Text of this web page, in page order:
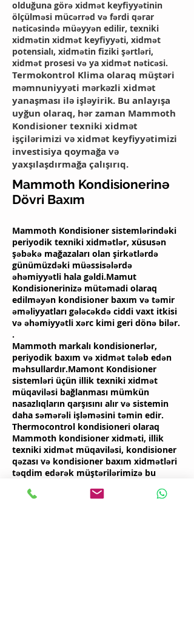
olduğuna görə xidmət keyfiyyətinin
ölçülməsi mücərrəd və fərdi qərar
nəticəsində müəyyən edilir, texniki
xidmətin xidmət keyfiyyəti, xidmət
potensialı, xidmətin fiziki şərtləri,
xidmət prosesi və ya xidmət nəticəsi.
Termokontrol Klima olaraq müştəri
məmnuniyyəti mərkəzli xidmət
yanaşması ilə işləyirik. Bu anlayışa
uyğun olaraq, hər zaman Mammoth
Kondisioner texniki xidmət
işçilərimizi və xidmət keyfiyyətimizi
investisiya qoymağa və
yaxşılaşdırmağa çalışırıq.
Mammoth Kondisioner sistemlərindəki
periyodik texniki xidmətlər, xüsusən
şəbəkə mağazaları olan şirkətlərdə
günümüzdəki müəssisələrdə
əhəmiyyətli hala gəldi.Mamut
Kondisionerinizə mütəmadi olaraq
edilməyən kondisioner baxım və təmir
əməliyyatları gələcəkdə ciddi vaxt itkisi
və əhəmiyyətli xərc kimi geri dönə bilər.
.
Mammoth markalı kondisionerlər,
periyodik baxım və xidmət tələb edən
məhsullardır.Mamont Kondisioner
sistemləri üçün illik texniki xidmət
müqaviləsi bağlanması mümkün
nasazlıqların qarşısını alır və sistemin
daha səmərəli işləməsini təmin edir.
Thermocontrol kondisioneri olaraq
Mammoth kondisioner xidməti, illik
texniki xidmət müqaviləsi, kondisioner
qəzası və kondisioner baxım xidmətləri
təqdim edərək müştərilərimizə bu
Mammoth Kondisionerinə
Dövri Baxım